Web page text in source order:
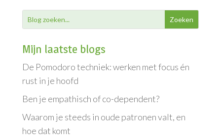
Mijn laatste blogs
De Pomodoro techniek: werken met focus én
rust in je hoofd
Ben je empathisch of co-dependent?
Waarom je steeds in oude patronen valt, en
hoe dat komt